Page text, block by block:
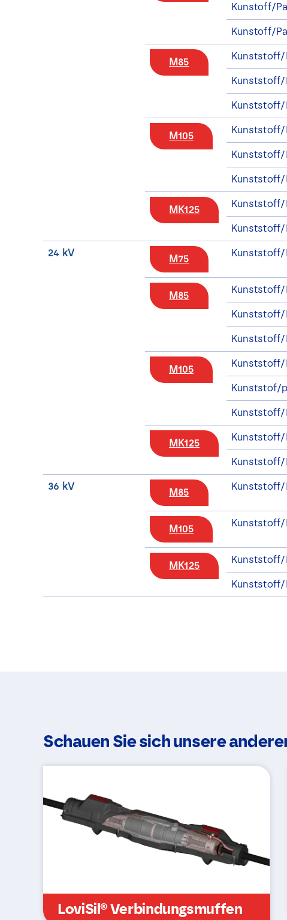
Kunstoff/
Kunstoff/
M85
Kunststoff/
Kunststoff/
Kunststoff/
M105
Kunststoff/
Kunststoff/
Kunststoff/
MK125
Kunststoff/
Kunststoff/
24 kV
M75
Kunststoff/
M85
Kunststoff/
Kunststoff/
Kunststoff/
M105
Kunststoff/
Kunststof/
Kunststoff/
MK125
Kunststoff/
Kunststoff/
36 kV
M85
Kunststoff/
M105
Kunststoff/
MK125
Kunststoff/
Kunststoff/
Schauen Sie sich unsere
LoviSil® Verbindungsmuffen
P
a
e
E
M
i
l
*
N
a
m
e
*
E
-
a
i
*
S
e
e
c
t
i
e
v
a
k
j
e
s